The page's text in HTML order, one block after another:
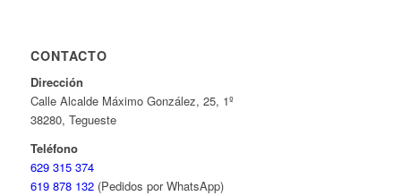
CONTACTO
Dirección
Calle Alcalde Máximo González, 25, 1º
38280, Tegueste
Teléfono
629 315 374
619 878 132(Pedidos por WhatsApp)